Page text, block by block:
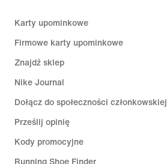
Karty upominkowe
Firmowe karty upominkowe
Znajdź sklep
Nike Journal
Dołącz do społeczności członkowskiej
Prześlij opinię
Kody promocyjne
Running Shoe Finder